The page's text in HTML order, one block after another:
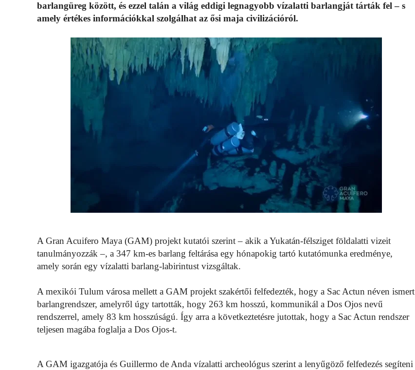
barlangüreg között, és ezzel talán a világ eddigi legnagyobb vízalatti barlangját tárták fel – s
amely értékes információkkal szolgálhat az ősi maja civilizációról.
A Gran Acuifero Maya (GAM) projekt kutatói szerint – akik a Yukatán-félsziget földalatti vizeit
tanulmányozzák –, a 347 km-es barlang feltárása egy hónapokig tartó kutatómunka eredménye,
amely során egy vízalatti barlang-labirintust vizsgáltak.
A mexikói Tulum városa mellett a GAM projekt szakértői felfedezték, hogy a Sac Actun néven ismert
barlangrendszer, amelyről úgy tartották, hogy 263 km hosszú, kommunikál a Dos Ojos nevű
rendszerrel, amely 83 km hosszúságú. Így arra a következtetésre jutottak, hogy a Sac Actun rendszer
teljesen magába foglalja a Dos Ojos-t.
A GAM igazgatója és Guillermo de Anda vízalatti archeológus szerint a lenyűgöző felfedezés segíteni